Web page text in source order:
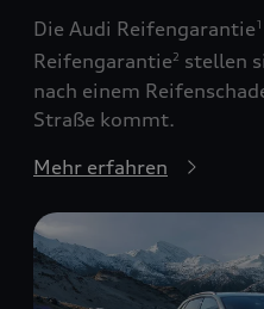
Die Audi Reifengarantie1
Reifengarantie2 stellen
nach einem
Straße kommt.
Mehr erfahren